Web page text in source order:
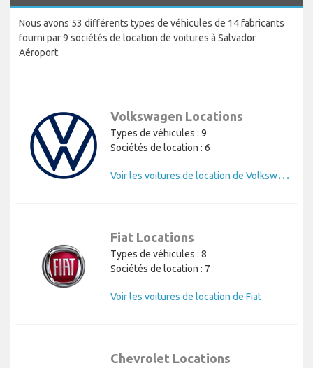
Nous avons 53 différents types de véhicules de 14 fabricants
fourni par 9 sociétés de location de voitures à Salvador
Aéroport.
Volkswagen Locations
Types de véhicules : 9
Sociétés de location : 6
V
oir les voitures de location de Volkswagen
Fiat Locations
Types de véhicules : 8
Sociétés de location : 7
Voir les voitures de location de Fiat
Chevrolet Locations